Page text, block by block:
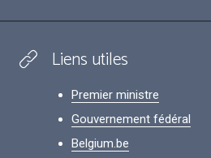
Liens utiles
Premier ministre
Gouvernement fédéral
Belgium.be